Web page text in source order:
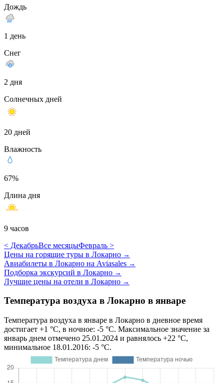
Дождь
1 день
Снег
2 дня
Солнечных дней
20 дней
Влажность
67%
Длина дня
9 часов
< ДекабрьВсе месяцыФевраль >
Цены на горящие туры в Локарно →
Авиабилеты в Локарно на Aviasales →
Подборка экскурсий в Локарно →
Лучшие цены на отели в Локарно →
Температура воздуха в Локарно в январе
Температура воздуха в январе в Локарно в дневное время
достигает +1 °C, в ночное: -5 °C. Максимальное значение за
январь днем отмечено 25.01.2024 и равнялось +22 °C,
минимальное 18.01.2016: -5 °C.